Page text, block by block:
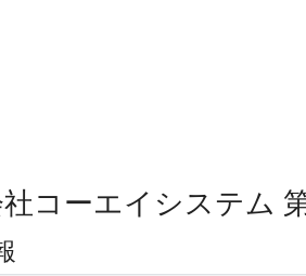
コーエイシステム